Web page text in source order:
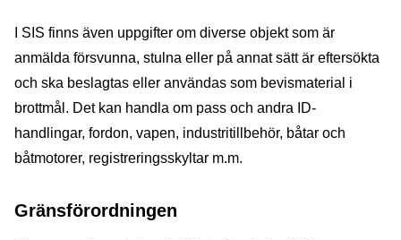
I SIS finns även uppgifter om diverse objekt som är
anmälda försvunna, stulna eller på annat sätt är eftersökta
och ska beslagtas eller användas som bevismaterial i
brottmål. Det kan handla om pass och andra ID-
handlingar, fordon, vapen, industritillbehör, båtar och
båtmotorer, registreringsskyltar m.m.
Gränsförordningen